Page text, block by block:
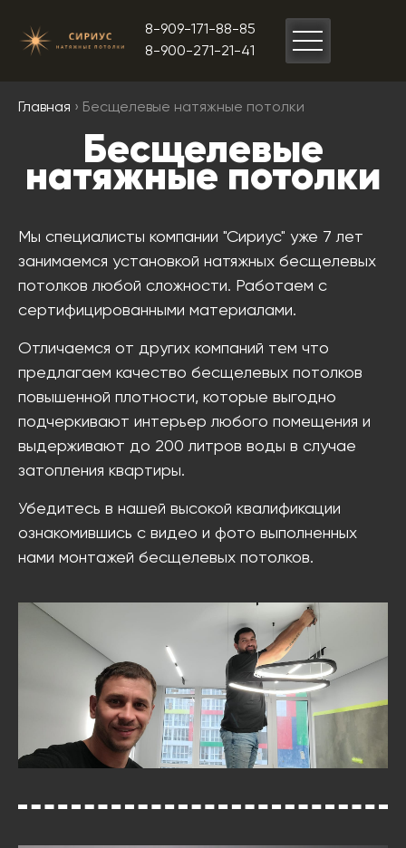
8-909-171-88-85
8-900-271-21-41
Главная › Бесщелевые натяжные потолки
Бесщелевые
натяжные потолки
Мы специалисты компании "Сириус" уже 7 лет
занимаемся установкой натяжных бесщелевых
потолков любой сложности. Работаем с
сертифицированными материалами.
Отличаемся от других компаний тем что
предлагаем качество бесщелевых потолков
повышенной плотности, которые выгодно
подчеркивают интерьер любого помещения и
выдерживают до 200 литров воды в случае
затопления квартиры.
Убедитесь в нашей высокой квалификации
ознакомившись с видео и фото выполненных
нами монтажей бесщелевых потолков.